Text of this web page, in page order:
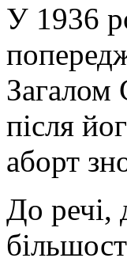
У 1936
Загалом
після
аборт
До речі,